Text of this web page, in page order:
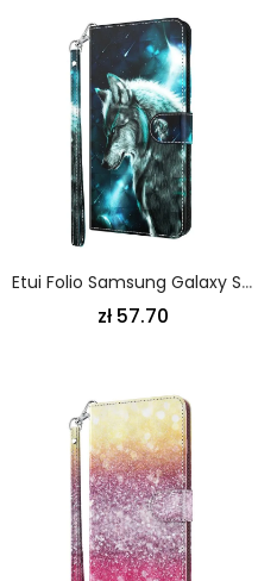
Etui Folio Samsung Galaxy S21 Ultra 5G Majestatyczny Wilk
zł 57.70